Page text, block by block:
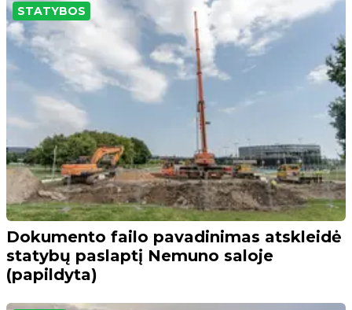
STATYBOS
Dokumento failo pavadinimas atskleidė
statybų paslaptį Nemuno saloje
(papildyta)